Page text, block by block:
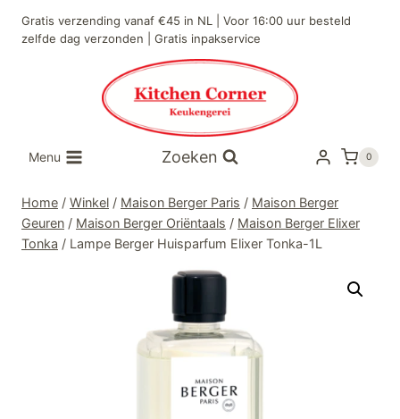
naar
Gratis verzending vanaf €45 in NL | Voor 16:00 uur besteld
zelfde dag verzonden | Gratis inpakservice
Menu Zoeken 0
Home / Winkel / Maison Berger Paris / Maison Berger
Geuren / Maison Berger Oriëntaals / Maison Berger Elixer
Tonka / Lampe Berger Huisparfum Elixer Tonka-1L